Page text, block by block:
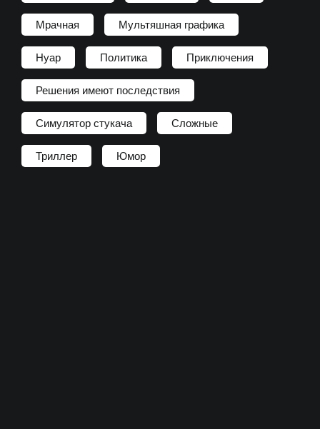
Мрачная Мультяшная графика
Нуар Политика Приключения
Решения имеют последствия
Симулятор стукача Сложные
Триллер Юмор